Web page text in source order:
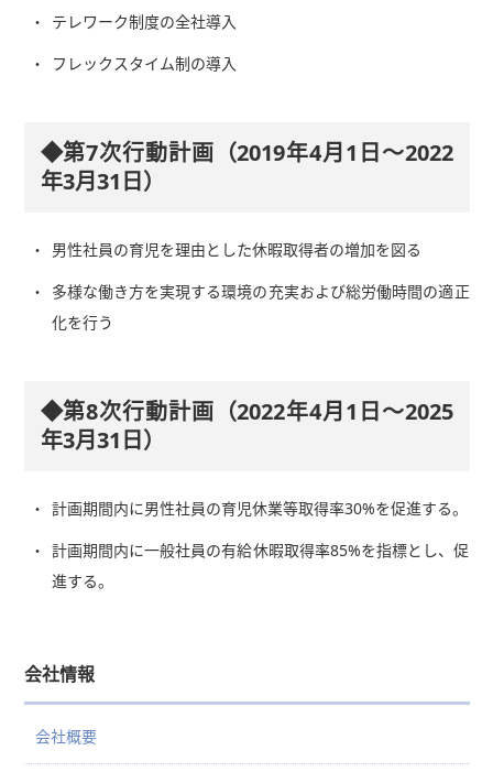
テレワーク制度の全社導入
フレックスタイム制の導入
◆第7次行動計画（2019年4月1日～2022
年3月31日）
男性社員の育児を理由とした休暇取得者の増加を図る
多様な働き方を実現する環境の充実および総労働時間の適正
化を行う
◆第8次行動計画（2022年4月1日～2025
年3月31日）
計画期間内に男性社員の育児休業等取得率30%を促進する。
計画期間内に一般社員の有給休暇取得率85%を指標とし、促
進する。
会社情報
会社概要